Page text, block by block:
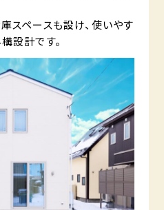
スペースも設け、使いやす
設計です。